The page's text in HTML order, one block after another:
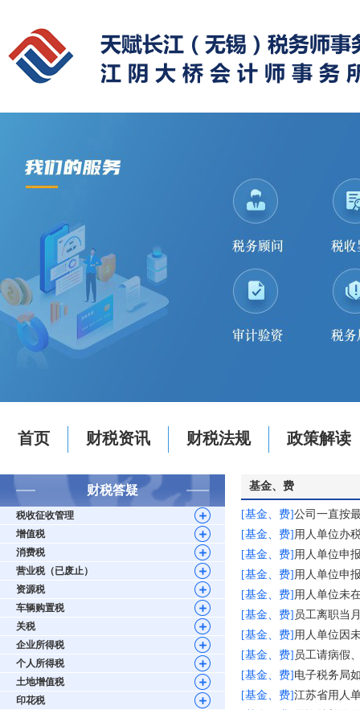
首页 财税资讯 财税法规 政策解读
财税答疑
税收征收管理
增值税
消费税
营业税（已废止）
资源税
车辆购置税
关税
企业所得税
个人所得税
土地增值税
印花税
基金、费
[基金、费]公司一直按
[基金、费] 用人单位办
[基金、费] 用人单位申报
[基金、费] 用人单位申
[基金、费] 用人单位未
[基金、费] 员工离职当
[基金、费] 用人单位因
[基金、费] 员工请病假
[基金、费] 电子税务局
[基金、费]江苏省用人